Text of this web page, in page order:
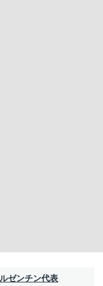
ゼンチン代表